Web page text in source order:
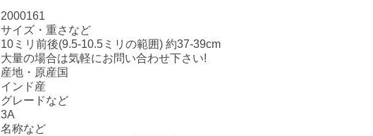
2000161
サイズ・重さなど
10ミリ前後(9.5-10.5ミリの範囲) 約37-39cm
大量の場合は気軽にお問い合わせ下さい!
産地・原産国
インド産
グレードなど
3A
名称など